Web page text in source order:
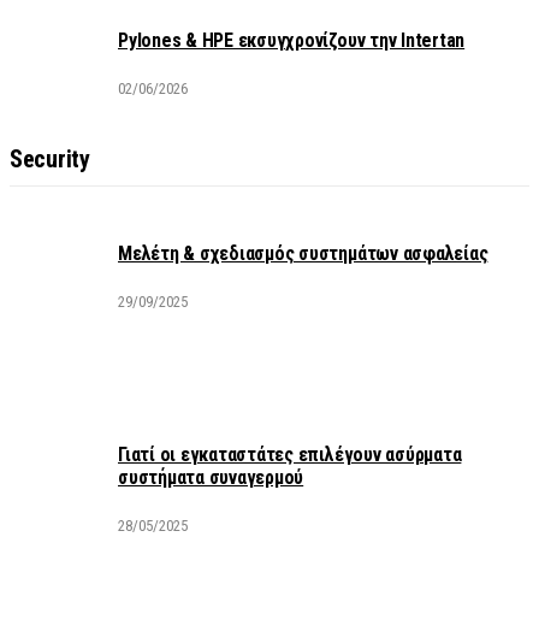
Pylones & HPE εκσυγχρονίζουν την Intertan
02/06/2026
Security
Μελέτη & σχεδιασμός συστημάτων ασφαλείας
29/09/2025
Γιατί οι εγκαταστάτες επιλέγουν ασύρματα
συστήματα συναγερμού
28/05/2025